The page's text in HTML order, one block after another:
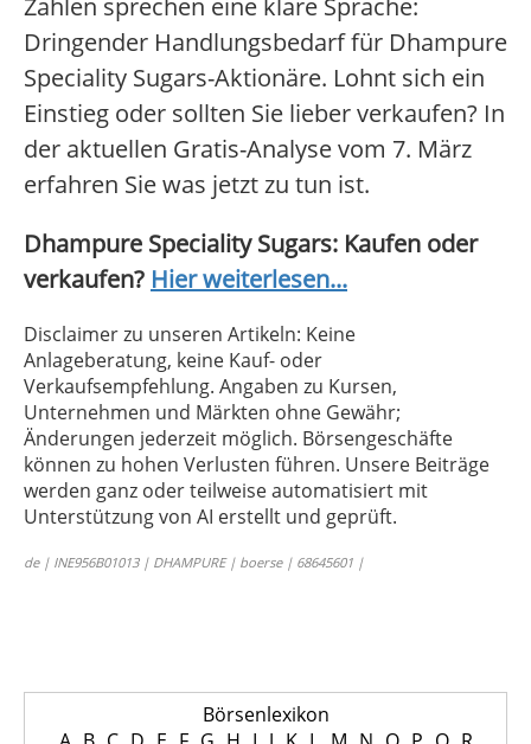
Zahlen sprechen eine klare Sprache:
Dringender Handlungsbedarf für Dhampure
Speciality Sugars-Aktionäre. Lohnt sich ein
Einstieg oder sollten Sie lieber verkaufen? In
der aktuellen Gratis-Analyse vom 7. März
erfahren Sie was jetzt zu tun ist.
Dhampure Speciality Sugars: Kaufen oder
verkaufen? Hier weiterlesen...
Disclaimer zu unseren Artikeln: Keine
Anlageberatung, keine Kauf- oder
Verkaufsempfehlung. Angaben zu Kursen,
Unternehmen und Märkten ohne Gewähr;
Änderungen jederzeit möglich. Börsengeschäfte
können zu hohen Verlusten führen. Unsere Beiträge
werden ganz oder teilweise automatisiert mit
Unterstützung von AI erstellt und geprüft.
de | INE956B01013 | DHAMPURE | boerse | 68645601 |
Börsenlexikon